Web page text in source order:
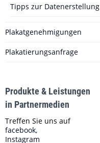
Tipps zur Datenerstellung
Plakatgenehmigungen
Plakatierungsanfrage
Produkte & Leistungen
in Partnermedien
Treffen Sie uns auf
facebook,
Instagram